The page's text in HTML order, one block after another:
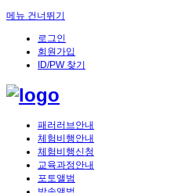
메뉴 건너뛰기
로그인
회원가입
ID/PW 찾기
패러러브안내
체험비행안내
체험비행신청
교육과정안내
포토앨범